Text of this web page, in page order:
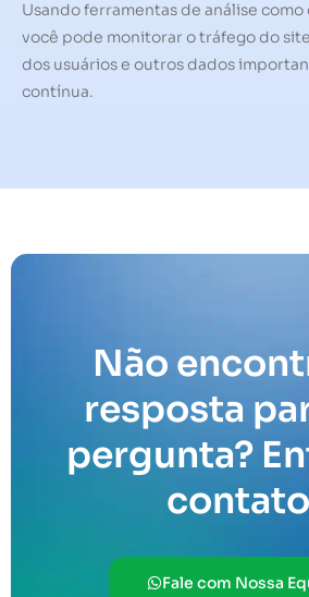
Usando ferramentas de análise como
você pode monitorar o tráfego do
dos usuários e outros dados
contínua.
Não
resposta
pergunta?
Fale com Nossa